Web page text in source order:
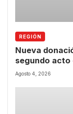
REGIÓN
Nueva
segundo acto
Agosto 4, 2026